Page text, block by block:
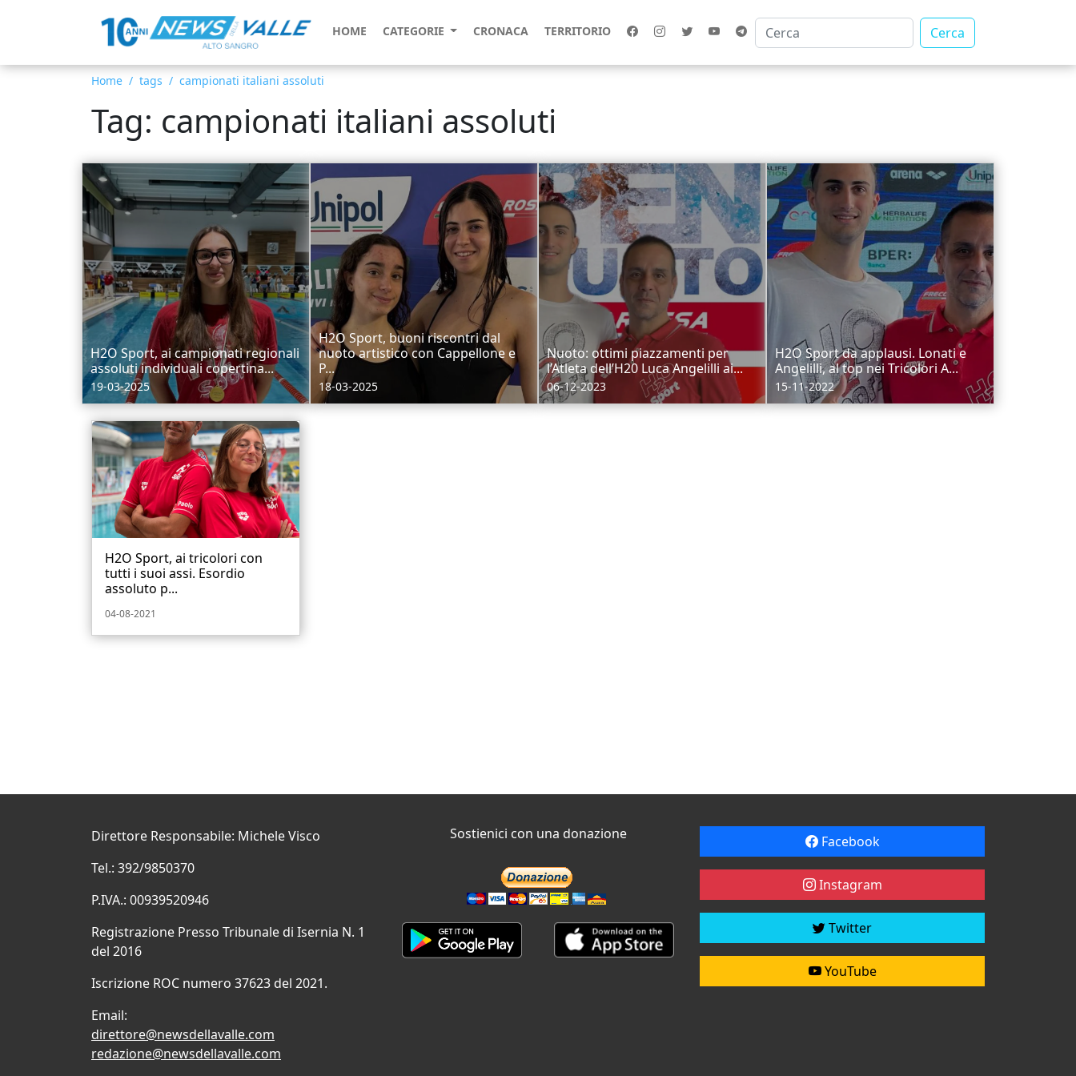
HOME CATEGORIE CRONACA TERRITORIO Cerca
Home tags campionati italiani assoluti
Tag: campionati italiani assoluti
H2O Sport, ai campionati regionali
assoluti individuali copertina...
19-03-2025
H2O Sport, buoni riscontri dal
nuoto artistico con Cappellone e
P...
18-03-2025
Nuoto: ottimi piazzamenti per
l’Atleta dell’H20 Luca Angelilli ai...
06-12-2023
H2O Sport da applausi. Lonati e
Angelilli, al top nei Tricolori A...
15-11-2022
H2O Sport, ai tricolori con
tutti i suoi assi. Esordio
assoluto p...
04-08-2021
Direttore Responsabile: Michele Visco
Tel.: 392/9850370
P.IVA.: 00939520946
Registrazione Presso Tribunale di Isernia N. 1
del 2016
Iscrizione ROC numero 37623 del 2021.
Email:
direttore@newsdellavalle.com
redazione@newsdellavalle.com
Sostienici con una donazione Facebook
Instagram
Twitter
YouTube